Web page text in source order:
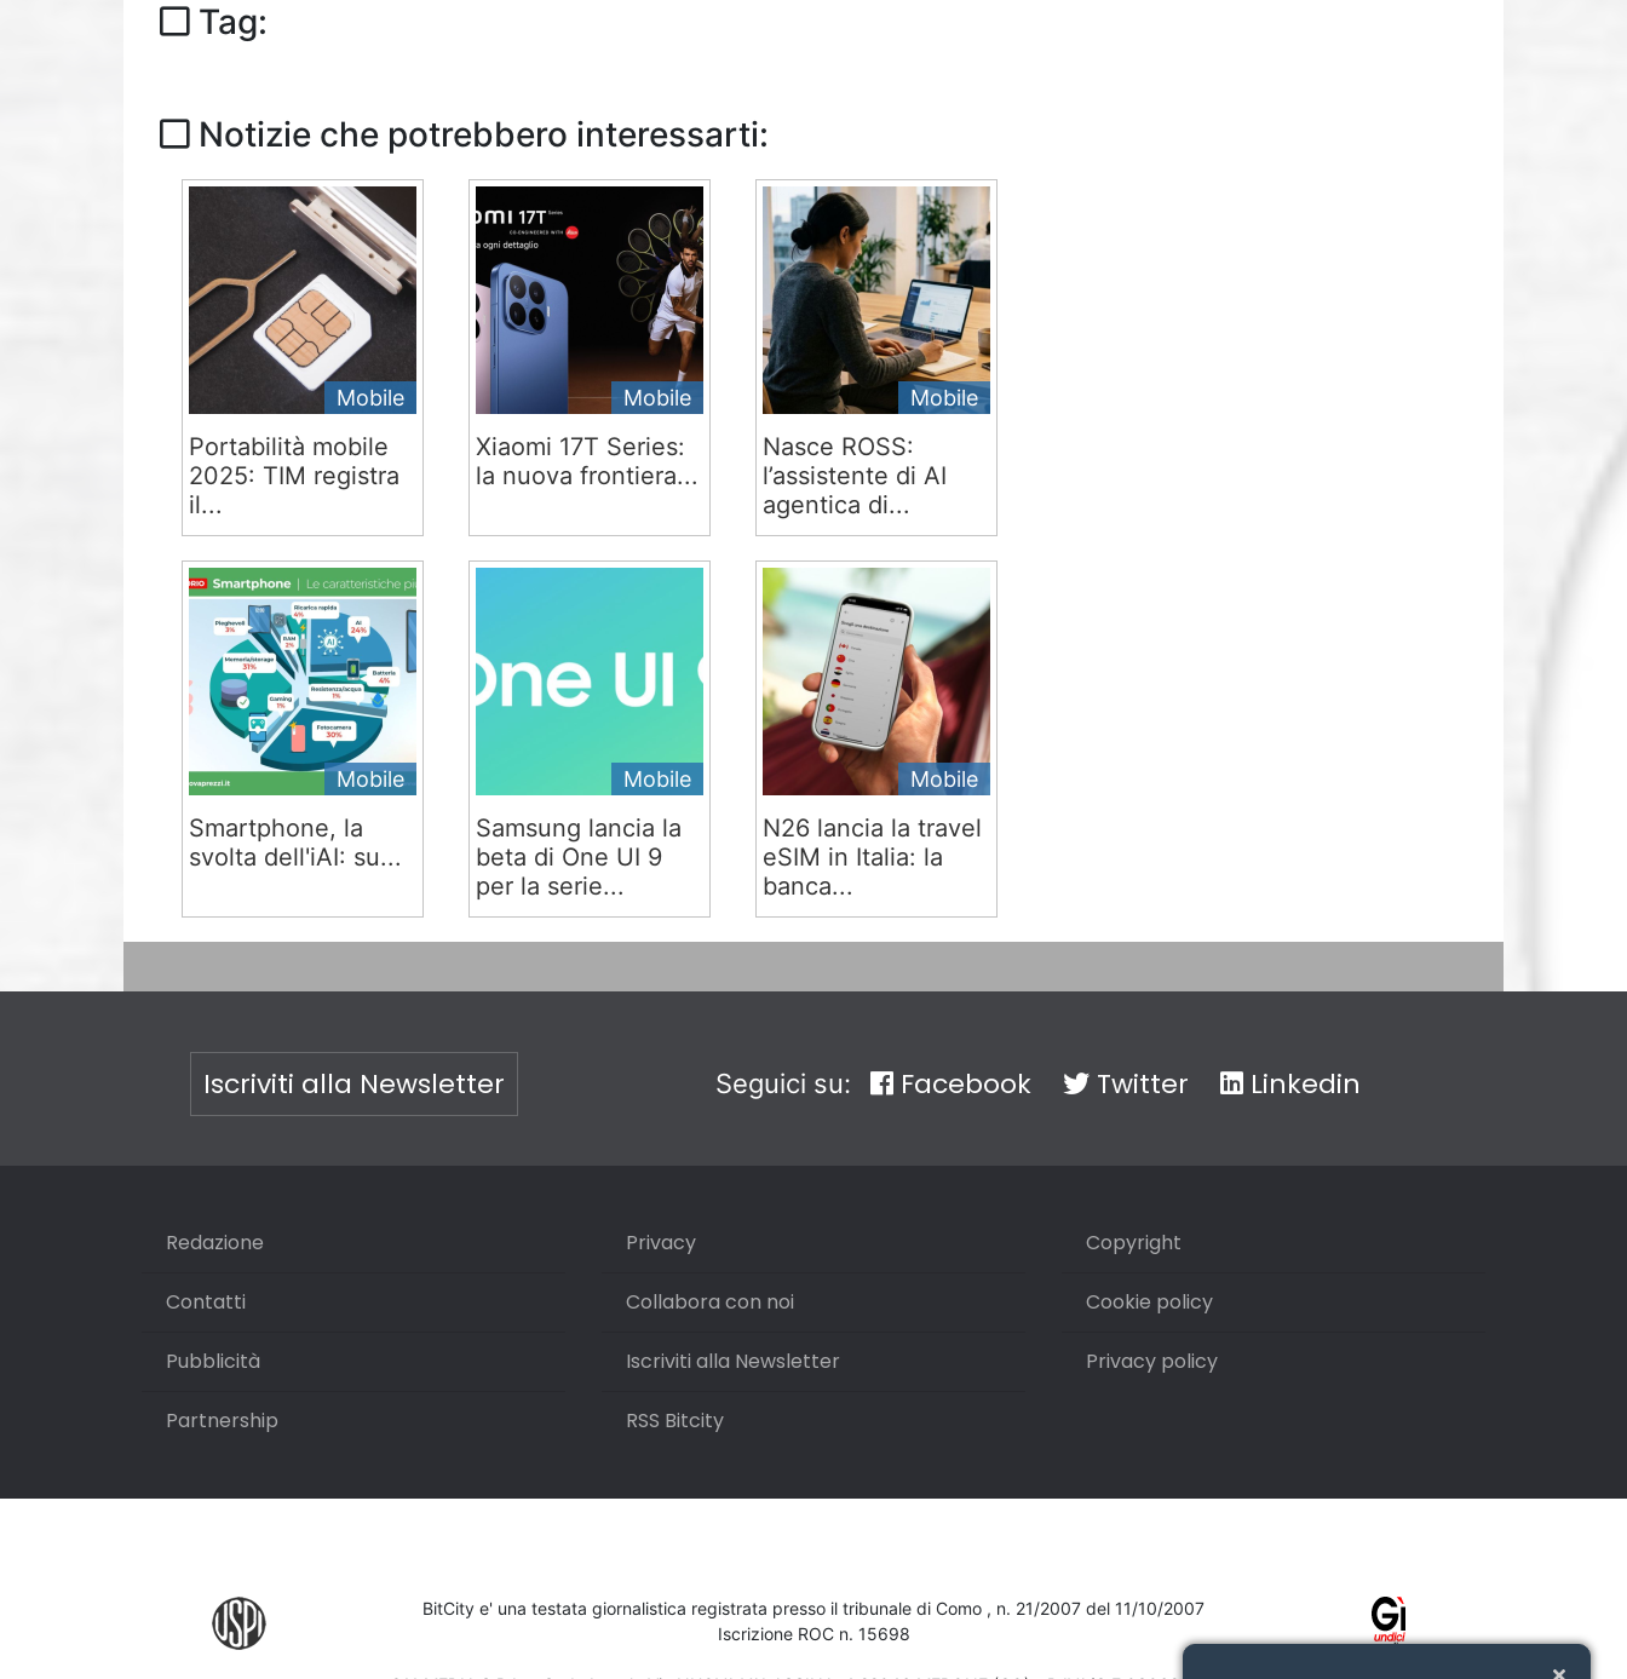
Tag:
Notizie che potrebbero interessarti:
Mobile
Portabilità mobile
2025: TIM registra
il...
Mobile
Xiaomi 17T Series:
la nuova frontiera...
Mobile
Nasce ROSS:
l’assistente di AI
agentica di...
Mobile
Smartphone, la
svolta dell'iAI: su...
Mobile
Samsung lancia la
beta di One UI 9
per la serie...
Mobile
N26 lancia la travel
eSIM in Italia: la
banca...
Iscriviti alla Newsletter Seguici su: Facebook Twitter Linkedin
Redazione
Contatti
Pubblicità
Partnership
Privacy
Collabora con noi
Iscriviti alla Newsletter
RSS Bitcity
Copyright
Cookie policy
Privacy policy
BitCity e' una testata giornalistica registrata presso il tribunale di Como , n. 21/2007 del 11/10/2007
Iscrizione ROC n. 15698